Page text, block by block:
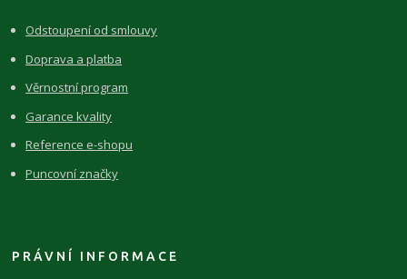
Odstoupení od smlouvy
Doprava a platba
Věrnostní program
Garance kvality
Reference e-shopu
Puncovní značky
PRÁVNÍ INFORMACE